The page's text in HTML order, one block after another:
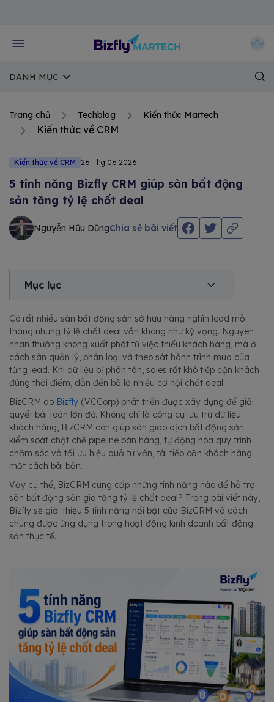
DANH MỤC
Trang chủ Techblog Kiến thức Martech
Kiến thức về CRM
Kiến thức về CRM 26 Thg 06 2026
5 tính năng Bizfly CRM giúp sàn bất động
sản tăng tỷ lệ chốt deal
Nguyễn Hữu DũngChia sẻ bài viết
Mục lục
Có rất nhiều sàn bất động sản sở hữu hàng nghìn lead mỗi
tháng nhưng tỷ lệ chốt deal vẫn không như kỳ vọng. Nguyên
nhân thường không xuất phát từ việc thiếu khách hàng, mà ở
cách sàn quản lý, phân loại và theo sát hành trình mua của
từng lead. Khi dữ liệu bị phân tán, sales rất khó tiếp cận khách
đúng thời điểm, dẫn đến bỏ lỡ nhiều cơ hội chốt deal.
BizCRM do Bizfly (VCCorp) phát triển được xây dựng để giải
quyết bài toán lớn đó. Không chỉ là công cụ lưu trữ dữ liệu
khách hàng, BizCRM còn giúp sàn giao dịch bất động sản
kiểm soát chặt chẽ pipeline bán hàng, tự động hóa quy trình
chăm sóc và tối ưu hiệu quả tư vấn, tái tiếp cận khách hàng
một cách bài bản.
Vậy cụ thể, BizCRM cung cấp những tính năng nào để hỗ trợ
sàn bất động sản gia tăng tỷ lệ chốt deal? Trong bài viết này,
Bizfly sẽ giới thiệu 5 tính năng nổi bật của BizCRM và cách
chúng được ứng dụng trong hoạt động kinh doanh bất động
sản thực tế.